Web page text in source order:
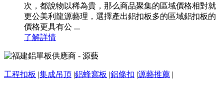
次，都說物以稀為貴，那么商品聚集的區域價格相對就
更公美利龍源藝理，選擇產出鋁扣板多的區域鋁扣板的
價格更具有公 ...
了解詳情
工程扣板 |集成吊頂 |鋁蜂窩板 |鋁條扣 |源藝推薦 |